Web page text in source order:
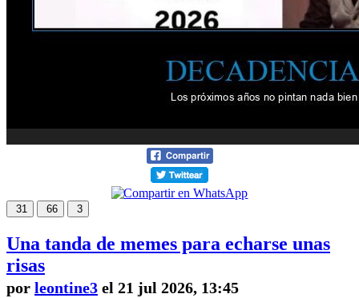
31 66 3
Una tanda de memes para echarse unas
risas
por leontine3 el 21 jul 2026, 13:45